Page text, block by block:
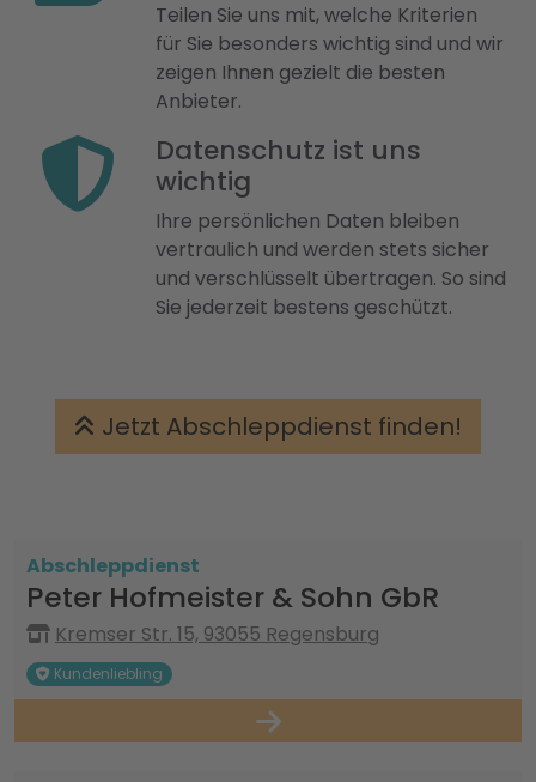
Teilen Sie uns mit, welche Kriterien
für Sie besonders wichtig sind und wir
zeigen Ihnen gezielt die besten
Anbieter.
Datenschutz ist uns
wichtig
Ihre persönlichen Daten bleiben
vertraulich und werden stets sicher
und verschlüsselt übertragen. So sind
Sie jederzeit bestens geschützt.
Jetzt Abschleppdienst finden!
Abschleppdienst
Peter Hofmeister & Sohn GbR
Kremser Str. 15, 93055 Regensburg
Kundenliebling